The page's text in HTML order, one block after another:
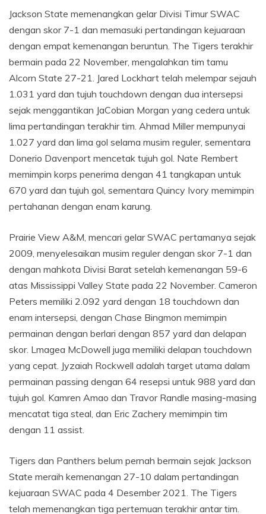
Jackson State memenangkan gelar Divisi Timur SWAC
dengan skor 7-1 dan memasuki pertandingan kejuaraan
dengan empat kemenangan beruntun. The Tigers terakhir
bermain pada 22 November, mengalahkan tim tamu
Alcorn State 27-21. Jared Lockhart telah melempar sejauh
1.031 yard dan tujuh touchdown dengan dua intersepsi
sejak menggantikan JaCobian Morgan yang cedera untuk
lima pertandingan terakhir tim. Ahmad Miller mempunyai
1.027 yard dan lima gol selama musim reguler, sementara
Donerio Davenport mencetak tujuh gol. Nate Rembert
memimpin korps penerima dengan 41 tangkapan untuk
670 yard dan tujuh gol, sementara Quincy Ivory memimpin
pertahanan dengan enam karung.
Prairie View A&M, mencari gelar SWAC pertamanya sejak
2009, menyelesaikan musim reguler dengan skor 7-1 dan
dengan mahkota Divisi Barat setelah kemenangan 59-6
atas Mississippi Valley State pada 22 November. Cameron
Peters memiliki 2.092 yard dengan 18 touchdown dan
enam intersepsi, dengan Chase Bingmon memimpin
permainan dengan berlari dengan 857 yard dan delapan
skor. Lmagea McDowell juga memiliki delapan touchdown
yang cepat. Jyzaiah Rockwell adalah target utama dalam
permainan passing dengan 64 resepsi untuk 988 yard dan
tujuh gol. Kamren Amao dan Travor Randle masing-masing
mencatat tiga steal, dan Eric Zachery memimpin tim
dengan 11 assist.
Tigers dan Panthers belum pernah bermain sejak Jackson
State meraih kemenangan 27-10 dalam pertandingan
kejuaraan SWAC pada 4 Desember 2021. The Tigers
telah memenangkan tiga pertemuan terakhir antar tim.